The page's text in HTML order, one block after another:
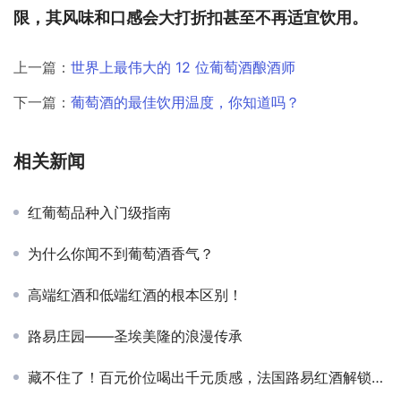
限，其风味和口感会大打折扣甚至不再适宜饮用。
上一篇： 世界上最伟大的 12 位葡萄酒酿酒师
下一篇： 葡萄酒的最佳饮用温度，你知道吗？
相关新闻
红葡萄品种入门级指南
为什么你闻不到葡萄酒香气？
高端红酒和低端红酒的根本区别！
路易庄园——圣埃美隆的浪漫传承
藏不住了！百元价位喝出千元质感，法国路易红酒解锁红酒消费新方式